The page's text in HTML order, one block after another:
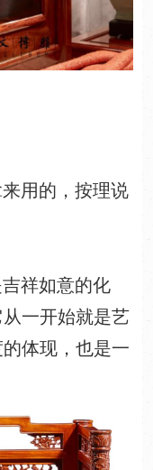
用的，按理说
祥如意的化
一开始就是艺
体现，也是一